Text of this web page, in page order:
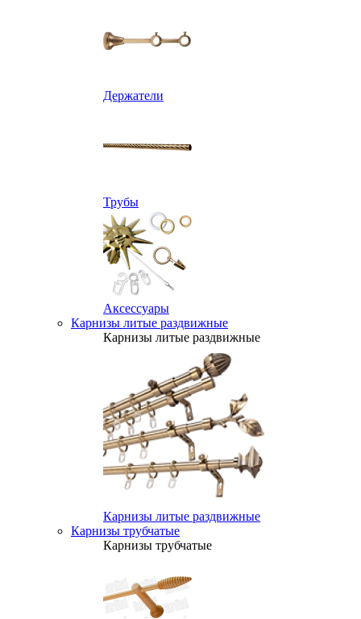
Держатели
Трубы
Аксессуары
Карнизы литые раздвижные
Карнизы литые раздвижные
Карнизы литые раздвижные
Карнизы трубчатые
Карнизы трубчатые